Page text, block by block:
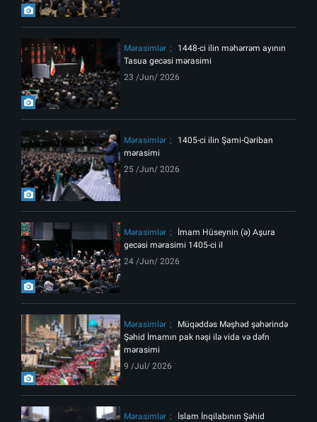
Mərasimlər
1448-ci ilin məhərrəm ayının
Tasua gecəsi mərasimi
23 /Jun/ 2026
Mərasimlər
1405-ci ilin Şami-Qəriban
mərasimi
25 /Jun/ 2026
Mərasimlər
İmam Hüseynin (ə) Aşura
gecəsi mərasimi 1405-ci il
24 /Jun/ 2026
Mərasimlər
Müqəddəs Məşhəd şəhərində
Şəhid İmamın pak nəşi ilə vida və dəfn
mərasimi
9 /Jul/ 2026
Mərasimlər
İslam İnqilabının Şəhid